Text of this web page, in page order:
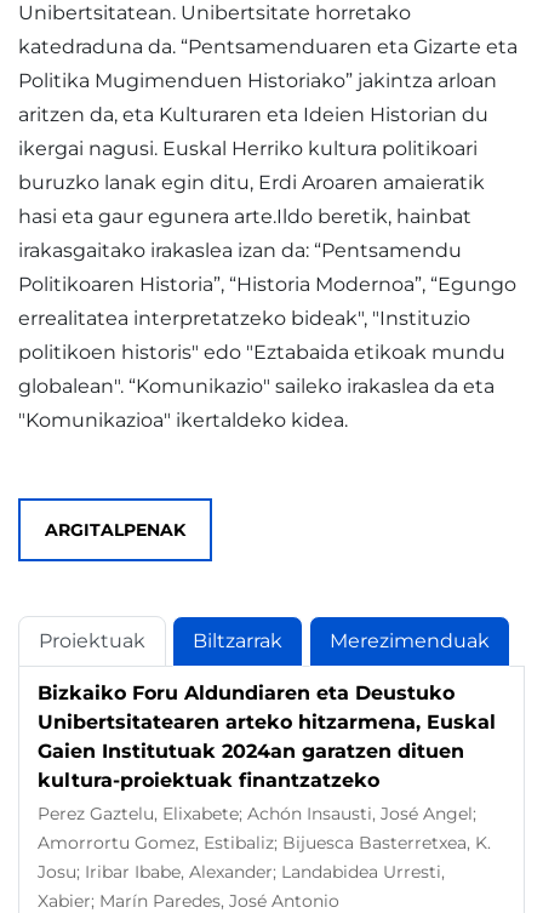
Unibertsitatean. Unibertsitate horretako
katedraduna da. “Pentsamenduaren eta Gizarte eta
Politika Mugimenduen Historiako” jakintza arloan
aritzen da, eta Kulturaren eta Ideien Historian du
ikergai nagusi. Euskal Herriko kultura politikoari
buruzko lanak egin ditu, Erdi Aroaren amaieratik
hasi eta gaur egunera arte.Ildo beretik, hainbat
irakasgaitako irakaslea izan da: “Pentsamendu
Politikoaren Historia”, “Historia Modernoa”, “Egungo
errealitatea interpretatzeko bideak", "Instituzio
politikoen historis" edo "Eztabaida etikoak mundu
globalean". “Komunikazio" saileko irakaslea da eta
"Komunikazioa" ikertaldeko kidea.
ARGITALPENAK
Proiektuak Biltzarrak Merezimenduak
Bizkaiko Foru Aldundiaren eta Deustuko
Unibertsitatearen arteko hitzarmena, Euskal
Gaien Institutuak 2024an garatzen dituen
kultura-proiektuak finantzatzeko
Perez Gaztelu, Elixabete; Achón Insausti, José Angel;
Amorrortu Gomez, Estibaliz; Bijuesca Basterretxea, K.
Josu; Iribar Ibabe, Alexander; Landabidea Urresti,
Xabier; Marín Paredes, José Antonio